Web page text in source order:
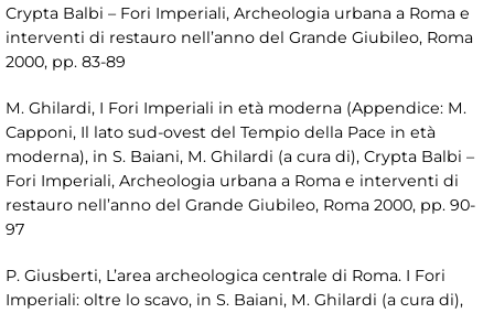
Crypta Balbi – Fori Imperiali, Archeologia urbana a Roma e
interventi di restauro nell’anno del Grande Giubileo, Roma
2000, pp. 83-89
M. Ghilardi, I Fori Imperiali in età moderna (Appendice: M.
Capponi, Il lato sud-ovest del Tempio della Pace in età
moderna), in S. Baiani, M. Ghilardi (a cura di), Crypta Balbi –
Fori Imperiali, Archeologia urbana a Roma e interventi di
restauro nell’anno del Grande Giubileo, Roma 2000, pp. 90-
97
P. Giusberti, L’area archeologica centrale di Roma. I Fori
Imperiali: oltre lo scavo, in S. Baiani, M. Ghilardi (a cura di),